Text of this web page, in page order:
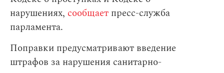
нарушениях, сообщает пресс-служба
парламента.
Поправки предусматривают введение
штрафов за нарушения санитарно-